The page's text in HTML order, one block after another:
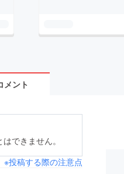
メント
できません。
※投稿する際の注意点